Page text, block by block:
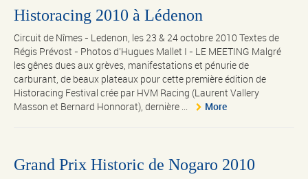
Historacing 2010 à Lédenon
Circuit de Nîmes - Ledenon, les 23 & 24 octobre 2010 Textes de
Régis Prévost - Photos d’Hugues Mallet I - LE MEETING Malgré
les gênes dues aux grèves, manifestations et pénurie de
carburant, de beaux plateaux pour cette première édition de
Historacing Festival crée par HVM Racing (Laurent Vallery
Masson et Bernard Honnorat), dernière ...
More
Grand Prix Historic de Nogaro 2010